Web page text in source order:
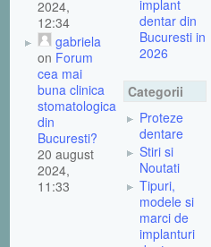
2024,
12:34
gabriela
on Forum
cea mai
buna clinica
stomatologica
din
Bucuresti?
20 august
2024,
11:33
implant
dentar din
Bucuresti in
2026
Categorii
Proteze
dentare
Stiri si
Noutati
Tipuri,
modele si
marci de
implanturi